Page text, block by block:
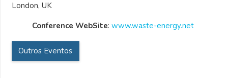
London, UK
Conference WebSite: www.waste-energy.net
Outros Eventos